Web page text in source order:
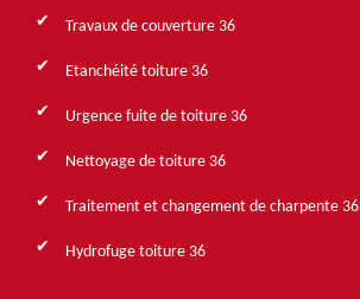
Travaux de couverture 36
Etanchéité toiture 36
Urgence fuite de toiture 36
Nettoyage de toiture 36
Traitement et changement de charpente 36
Hydrofuge toiture 36